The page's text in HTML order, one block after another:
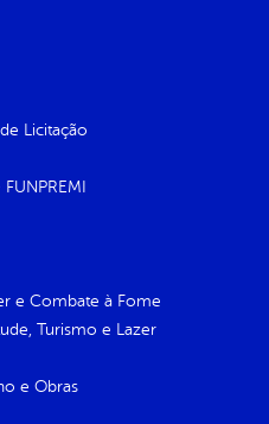
Licitação
e Combate à Fome
Turismo e Lazer
e Obras